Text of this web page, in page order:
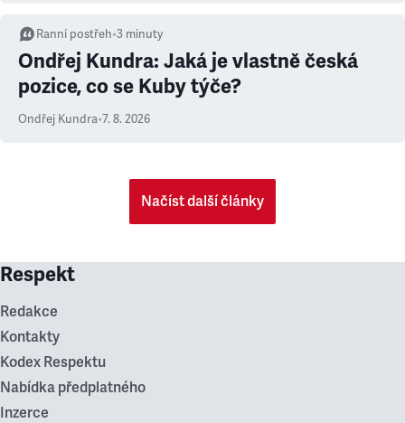
Ranní postřeh•3 minuty
Ondřej Kundra: Jaká je vlastně česká
pozice, co se Kuby týče?
Ondřej Kundra•7. 8. 2026
Načíst další články
Respekt
Redakce
Kontakty
Kodex Respektu
Nabídka předplatného
Inzerce